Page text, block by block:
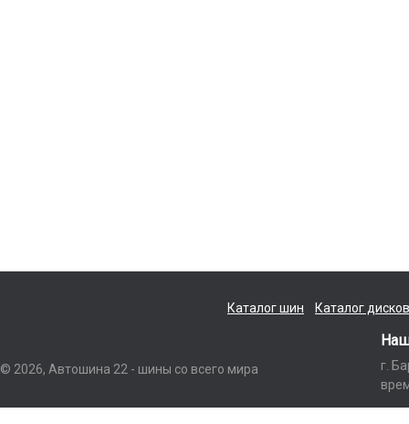
Каталог шин Каталог дисков
© 2026, Автошина 22 - шины со всего мира
г.